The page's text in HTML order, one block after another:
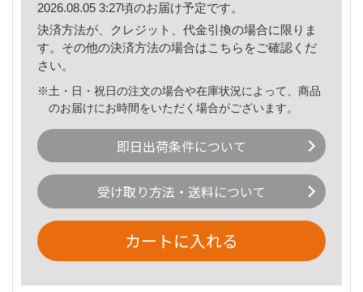
2026.08.05 3:27頃のお届け予定です。
決済方法が、クレジット、代金引換の場合に限りま
す。その他の決済方法の場合はこちら をご確認くだ
さい。
※土・日・祝日の注文の場合や在庫状況によって、商品
のお届けにお時間をいただく場合がございます。
即日出荷条件について
受け取り方法・送料について
カートに入れる